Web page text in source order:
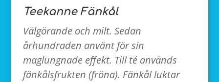
Teekanne Fänkål
Välgörande och milt. Sedan
århundraden använt för sin
maglungnade effekt. Till té används
fänkålsfrukten (fröna). Fänkål luktar